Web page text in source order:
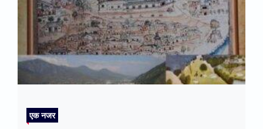
एक नजर